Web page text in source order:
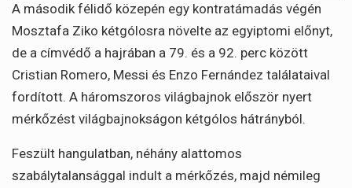
A második félidő közepén egy kontratámadás végén
Mosztafa Ziko kétgólosra növelte az egyiptomi előnyt,
de a címvédő a hajrában a 79. és a 92. perc között
Cristian Romero, Messi és Enzo Fernández találataival
fordított. A háromszoros világbajnok először nyert
mérkőzést világbajnokságon kétgólos hátrányból.
Feszült hangulatban, néhány alattomos
szabálytalansággal indult a mérkőzés, majd némileg